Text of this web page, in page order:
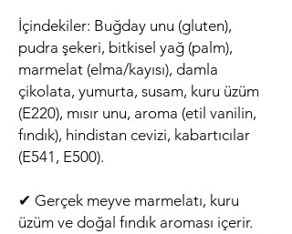
İçindekiler: Buğday unu (gluten),
pudra şekeri, bitkisel yağ (palm),
marmelat (elma/kayısı), damla
çikolata, yumurta, susam, kuru üzüm
(E220), mısır unu, aroma (etil vanilin,
fındık), hindistan cevizi, kabartıcılar
(E541, E500).
✔ Gerçek meyve marmelatı, kuru
üzüm ve doğal fındık aroması içerir.